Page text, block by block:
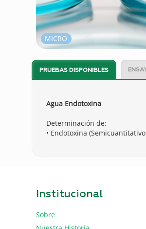
MICRO
PRUEBAS DISPONIBLES
Agua Endotoxina
Determinación de:
• Endotoxina
Institucional
Sobre